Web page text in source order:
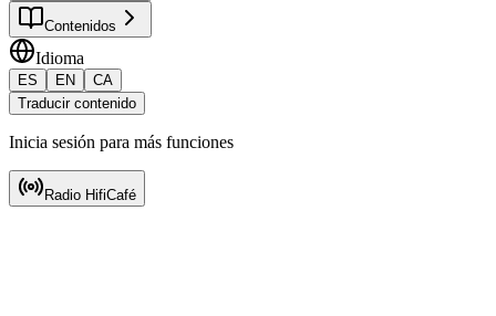
Contenidos
Idioma
ES EN
CA
Traducir contenido
Inicia sesión para más funciones
Radio HifiCafé